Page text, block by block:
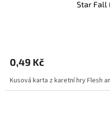
Star Fall
0,49 Kč
Kusová karta z karetní hry Flesh